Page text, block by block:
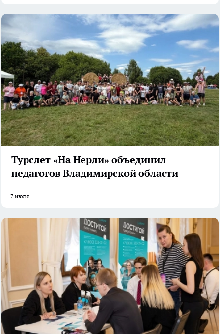
Турслет «На Нерли» объединил
педагогов Владимирской области
7 июля